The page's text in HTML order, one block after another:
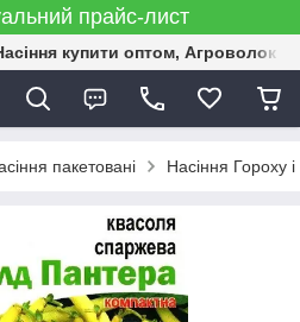
прайс-лист
купити оптом,
пакетовані Насіння Гороху